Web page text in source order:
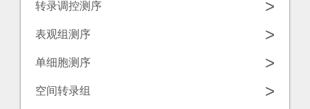
转录调控测序 >
表观组测序 >
单细胞测序 >
空间转录组 >